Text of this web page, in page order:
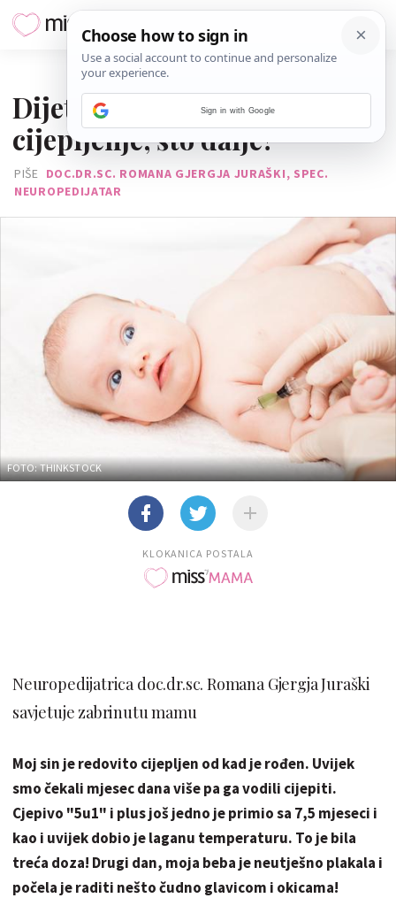
Dijete je čudno reagiralo na
cijepljenje, što dalje?
PIŠE DOC.DR.SC. ROMANA GJERGJA JURAŠKI, SPEC.
NEUROPEDIJATAR
FOTO: THINKSTOCK
KLOKANICA POSTALA
Neuropedijatrica doc.dr.sc. Romana Gjergja Juraški
savjetuje zabrinutu mamu
Moj sin je redovito cijepljen od kad je rođen. Uvijek
smo čekali mjesec dana više pa ga vodili cijepiti.
Cjepivo "5u1" i plus još jedno je primio sa 7,5 mjeseci i
kao i uvijek dobio je laganu temperaturu. To je bila
treća doza! Drugi dan, moja beba je neutješno plakala i
počela je raditi nešto čudno glavicom i okicama!
Sign in with Google